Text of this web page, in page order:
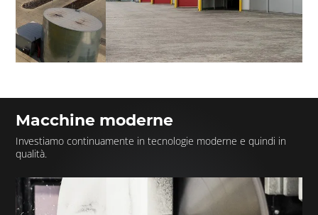
Macchine moderne
Investiamo continuamente in tecnologie moderne e quindi in
qualità.